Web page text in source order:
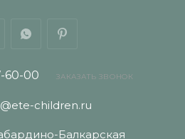
60-00 ЗАКАЗАТЬ ЗВОНОК
children.ru
Балкарская